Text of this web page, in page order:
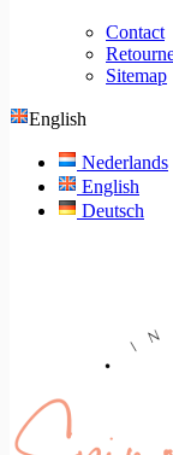
Contact
Sitemap
English
Nederlands
English
Deutsch